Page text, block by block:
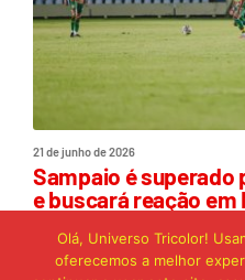
21 de junho de 2026
Sampaio é superado
e buscará reação em
Publicidade
Olá, Universo Tricolor!
oferecemos a melhor